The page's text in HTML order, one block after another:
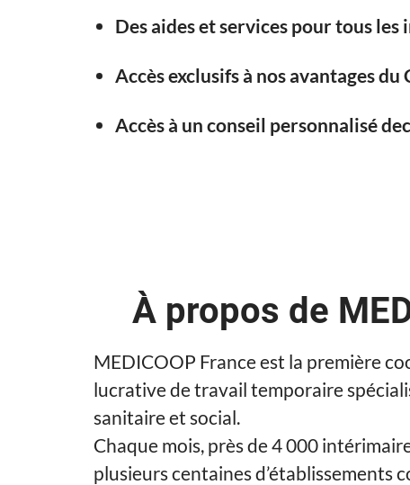
Des aides et services pour tous
Accès exclusifs à nos avantages du
Accès à un conseil personnalisé
À propos de
MEDICOOP France est la première
lucrative de travail temporaire
sanitaire et social.
Chaque mois, près de 4 000
plusieurs centaines d’établissements